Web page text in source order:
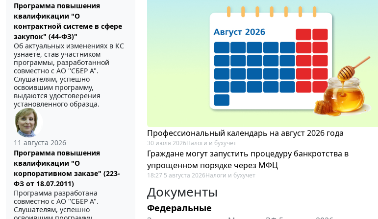
Программа повышения
квалификации "О
контрактной системе в сфере
закупок" (44-ФЗ)"
Об актуальных изменениях в КС
узнаете, став участником
программы, разработанной
совместно с АО ''СБЕР А".
Слушателям, успешно
освоившим программу,
выдаются удостоверения
установленного образца.
11 августа 2026
Программа повышения
квалификации "О
корпоративном заказе" (223-
ФЗ от 18.07.2011)
Программа разработана
совместно с АО ''СБЕР А".
Слушателям, успешно
Профессиональный календарь на август 2026 года
30 июля 2026Налоги и бухучет
Граждане могут запустить процедуру банкротства в
упрощенном порядке через МФЦ
18:27 5 августа 2026Налоги и бухучет
Документы
Федеральные